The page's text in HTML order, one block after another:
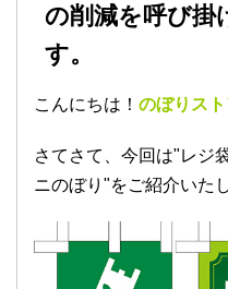
の削減を呼び掛
す。
こんにちは！ のぼりス
さてさて、今回は"レジ
ニのぼり"をご紹介いた